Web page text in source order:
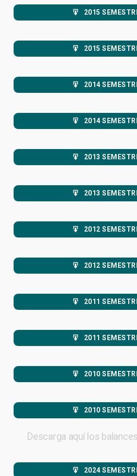
2015
2015
2014
2014
2013
2013
2012
2012
2011
2011
2010
2010
Descarga aquí los
2024